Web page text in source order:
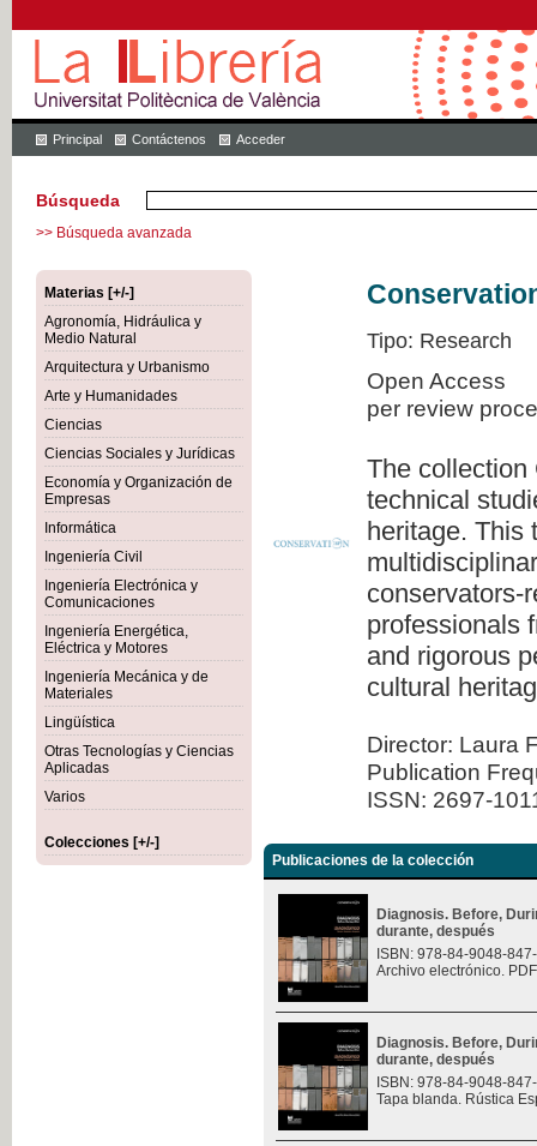
Principal Contáctenos Acceder
Búsqueda
>> Búsqueda avanzada
Materias [+/-]
Agronomía, Hidráulica y
Medio Natural
Arquitectura y Urbanismo
Arte y Humanidades
Ciencias
Ciencias Sociales y Jurídicas
Economía y Organización de
Empresas
Informática
Ingeniería Civil
Ingeniería Electrónica y
Comunicaciones
Ingeniería Energética,
Eléctrica y Motores
Ingeniería Mecánica y de
Materiales
Lingüística
Otras Tecnologías y Ciencias
Aplicadas
Varios
Colecciones [+/-]
Tipo: Research
Open Access
per review
The collection
technical
heritage. This
conservators-
professionals
and rigorous
cultural
Director: Laura
Publication
ISSN: 2697-
Publicaciones de la colección
Diagnosis. Before,
durante, después
ISBN: 978-84-9048-
Archivo electrónico.
Diagnosis. Before,
durante, después
ISBN: 978-84-9048-
Tapa blanda. Rústica